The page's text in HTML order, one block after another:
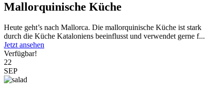
Mallorquinische Küche
Heute geht’s nach Mallorca. Die mallorquinische Küche ist stark
durch die Küche Kataloniens beeinflusst und verwendet gerne f...
Jetzt ansehen
Verfügbar!
22
SEP